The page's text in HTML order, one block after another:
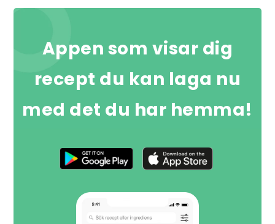
Appen som visar dig
recept du kan laga nu
med det du har hemma!